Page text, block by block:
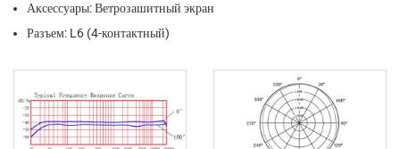
Аксессуары: Ветрозашитный экран
Разъем: L6 (4-контактный)